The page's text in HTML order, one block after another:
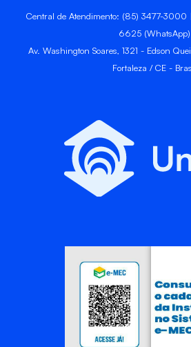
Central de Atendimento: (85) 3477-
6625 (WhatsApp)
Av. Washington Soares, 1321 - Edson
Fortaleza / CE -